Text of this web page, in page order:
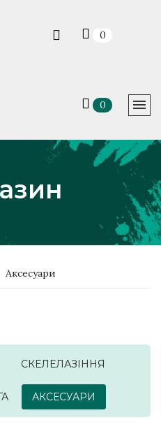
0
0
Аксесуари
СКЕЛЕЛАЗІННЯ
АКСЕСУАРИ